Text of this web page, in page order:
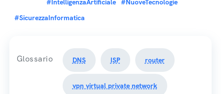
#IntelligenzaArtificiale #NuoveTecnologie
#SicurezzaInformatica
Glossario DNS ISP router
vpn virtual private network